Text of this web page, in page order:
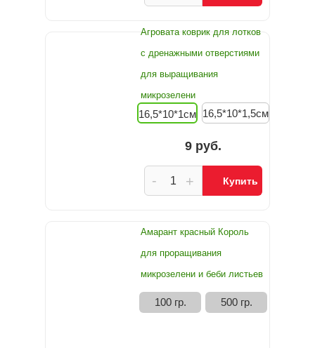
Агровата коврик для лотков
с дренажными отверстиями
для выращивания
микрозелени
16,5*10*1см 16,5*10*1,5см
9 руб.
+
- Купить
Амарант красный Король
для проращивания
микрозелени и беби листьев
100 гр. 500 гр.